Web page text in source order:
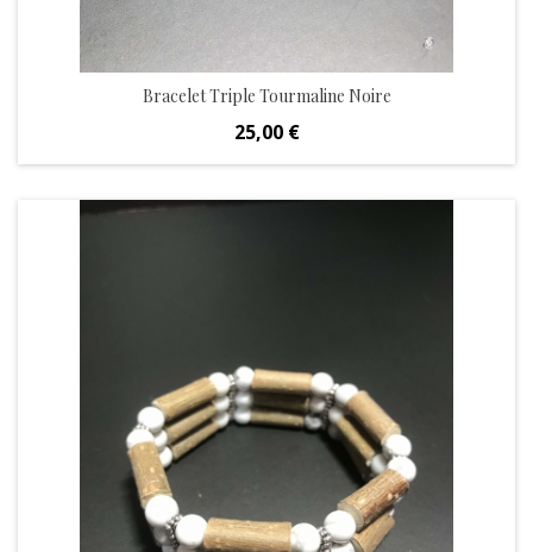
Bracelet Triple Tourmaline Noire
Prix
25,00 €